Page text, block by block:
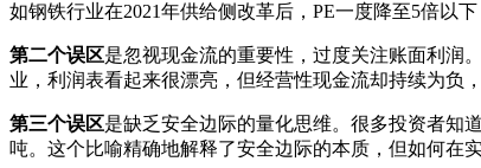
如钢铁行业在2021年供给侧改革后，PE一度降至5倍以
第二个误区是忽视现金流的重要性，过度关注账面利润
业，利润表看起来很漂亮，但经营性现金流却持续为负
第三个误区是缺乏安全边际的量化思维。很多投资者知
吨。这个比喻精确地解释了安全边际的本质，但如何在